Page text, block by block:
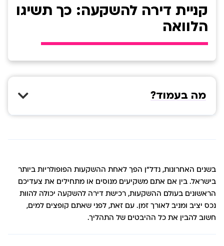
קניית דירה להשקעה: כך תשיגו
הלוואה
מה בעמוד?
בשנים האחרונות, נדל"ן הפך לאחת ההשקעות הפופולריות ביותר
בישראל. בין אם אתם משקיעים מנוסים או מתחילים את צעדיכם
הראשונים בעולם ההשקעות, רכישת דירה להשקעה יכולה להוות
נכס יציב ומניב לאורך זמן. עם זאת, לפני שאתם קופצים למים,
חשוב להבין את כל ההיבטים של התהליך.